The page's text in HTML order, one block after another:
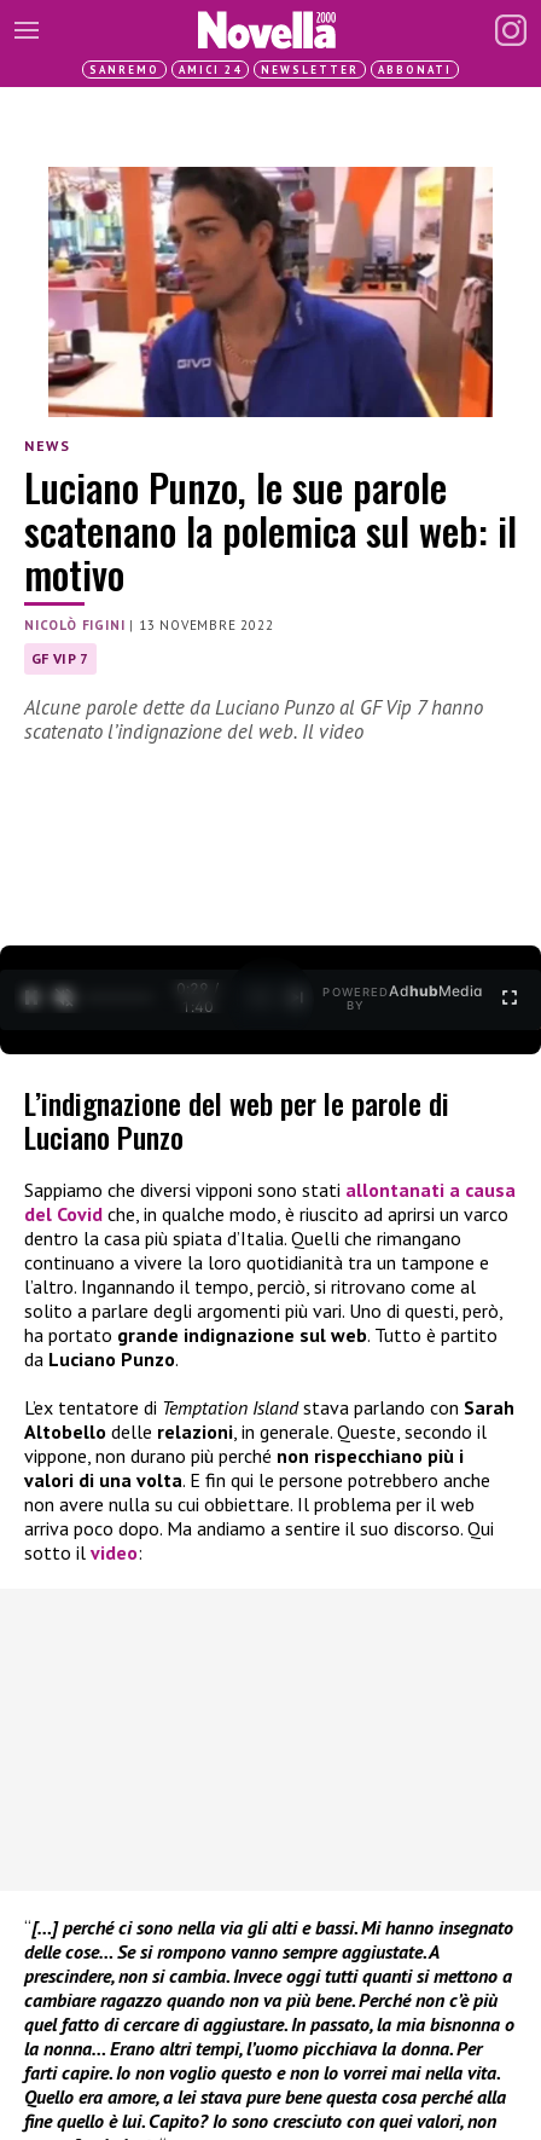
SANREMO AMICI 24 NEWSLETTER ABBONATI
NEWS
Luciano Punzo, le sue parole
scatenano la polemica sul web: il
motivo
NICOLÒ FIGINI | 13 NOVEMBRE 2022
GF VIP 7
Alcune parole dette da Luciano Punzo al GF Vip 7 hanno
scatenato l’indignazione del web. Il video
0:30 /
1:40
POWERED
BY
AdhubMedia
L’indignazione del web per le parole di
Luciano Punzo
Sappiamo che diversi vipponi sono stati allontanati a causa
del Covid che, in qualche modo, è riuscito ad aprirsi un varco
dentro la casa più spiata d’Italia. Quelli che rimangano
continuano a vivere la loro quotidianità tra un tampone e
l’altro. Ingannando il tempo, perciò, si ritrovano come al
solito a parlare degli argomenti più vari. Uno di questi, però,
ha portato grande indignazione sul web. Tutto è partito
da Luciano Punzo.
L’ex tentatore di Temptation Islandstava parlando con Sarah
Altobello delle relazioni, in generale. Queste, secondo il
vippone, non durano più perché non rispecchiano più i
valori di una volta. E fin qui le persone potrebbero anche
non avere nulla su cui obbiettare. Il problema per il web
arriva poco dopo. Ma andiamo a sentire il suo discorso. Qui
sotto il video:
“[…] perché ci sono nella via gli alti e bassi. Mi hanno insegnato
delle cose… Se si rompono vanno sempre aggiustate. A
prescindere, non si cambia. Invece oggi tutti quanti si mettono a
cambiare ragazzo quando non va più bene. Perché non c’è più
quel fatto di cercare di aggiustare. In passato, la mia bisnonna o
la nonna… Erano altri tempi, l’uomo picchiava la donna. Per
farti capire. Io non voglio questo e non lo vorrei mai nella vita.
Quello era amore, a lei stava pure bene questa cosa perché alla
fine quello è lui. Capito? Io sono cresciuto con quei valori, non